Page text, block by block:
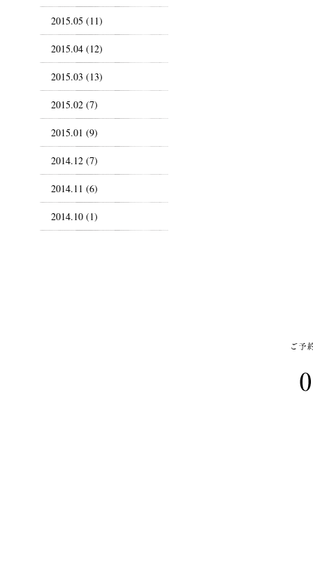
2015.05 (11)
2015.04 (12)
2015.03 (13)
2015.02 (7)
2015.01 (9)
2014.12 (7)
2014.11 (6)
2014.10 (1)